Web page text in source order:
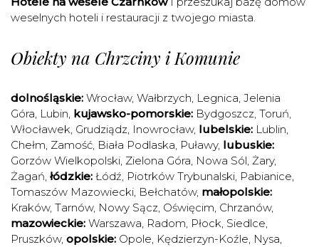
weselnych hoteli i restauracji z twojego miasta.
Obiekty na Chrzciny i Komunie
dolnośląskie: Wrocław, Wałbrzych, Legnica, Jelenia
Góra, Lubin, kujawsko-pomorskie: Bydgoszcz, Toruń,
Włocławek, Grudziądz, Inowrocław, lubelskie: Lublin,
Chełm, Zamość, Biała Podlaska, Puławy, lubuskie:
Gorzów Wielkopolski, Zielona Góra, Nowa Sól, Żary,
Żagań, łódzkie: Łódź, Piotrków Trybunalski, Pabianice,
Tomaszów Mazowiecki, Bełchatów, małopolskie:
Kraków, Tarnów, Nowy Sącz, Oświęcim, Chrzanów,
mazowieckie: Warszawa, Radom, Płock, Siedlce,
Pruszków, opolskie: Opole, Kędzierzyn-Koźle, Nysa,